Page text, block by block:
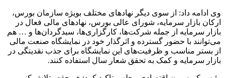
وی ادامه داد: از سوی دیگر نهادهای مختلف بویژه سازمان بورس،
ارکان بازار سرمایه، شورای عالی بورس، نهادهای مالی فعال در
بازار سرمایه از جمله شرکت‌ها، کارگزاری‌ها، سبدگردان‌ها و … هم
می‌توانند با حضور گسترده و اثرگذار خود در نمایشگاه صنعت مالی
از بستر مناسب و ظرفیت‌های این نمایشگاه برای جذب نقدینگی در
بازار سرمایه و کمک به تحقق شعار سال استفاده کنند.